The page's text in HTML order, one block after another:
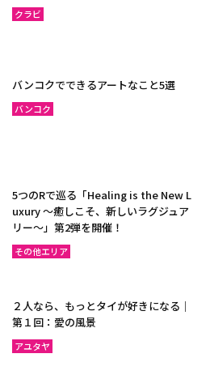
クラビ
バンコクでできるアートなこと5選
バンコク
5つのRで巡る「Healing is the New L
uxury ～癒しこそ、新しいラグジュア
リー〜」第2弾を開催！
その他エリア
２人なら、もっとタイが好きになる｜
第１回：愛の風景
アユタヤ